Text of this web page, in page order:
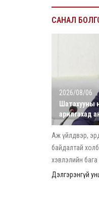
САНАЛ
2026/08/06
Шатахууны
арилгахад
Аж үйлдвэр,
байдалтай
хэвлэлийн бага
Дэлгэрэнгүй